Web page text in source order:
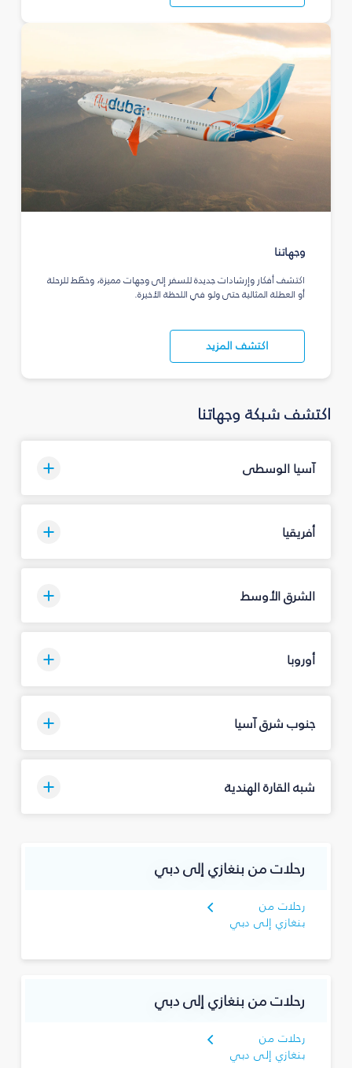
وجهاتنا
اكتشف أفكار وإرشادات جديدة للسفر إلى وجهات مميزة، وخطّط للرحلة
أو العطلة المثالية حتى ولو في اللحظة الأخيرة.
اكتشف المزيد
اكتشف شبكة وجهاتنا
آسيا الوسطى
أفريقيا
الشرق الأوسط
أوروبا
جنوب شرق آسيا
شبه القارة الهندية
رحلات من بنغازي إلى دبي
رحلات من
بنغازي إلى دبي
رحلات من بنغازي إلى دبي
رحلات من
بنغازي إلى دبي